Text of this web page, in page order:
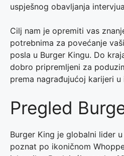
uspješnog obavljanja
Cilj nam je opremiti vas
potrebnima za povećanje
posla u Burger Kingu. Do
dobro pripremljeni za
prema nagrađujućoj karijeri
Pregled
Burger King je globalni lider
poznat po ikoničnom